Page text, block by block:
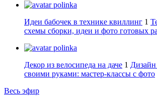
polinka
Идеи бабочек в технике квиллинг 1
схемы сборки, идеи и фото готовых
polinka
Декор из велосипеда на даче 1 Дизайн
своими руками: мастер-классы с фото
Весь эфир